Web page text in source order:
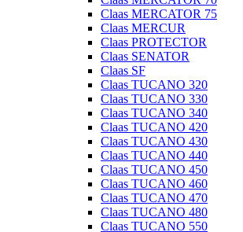
Claas MERCATOR 75
Claas MERCUR
Claas PROTECTOR
Claas SENATOR
Claas SF
Claas TUCANO 320
Claas TUCANO 330
Claas TUCANO 340
Claas TUCANO 420
Claas TUCANO 430
Claas TUCANO 440
Claas TUCANO 450
Claas TUCANO 460
Claas TUCANO 470
Claas TUCANO 480
Claas TUCANO 550